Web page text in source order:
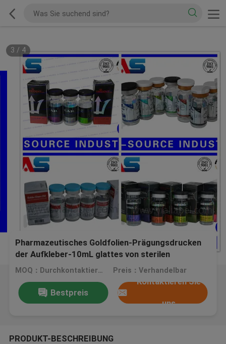
3 / 4
Pharmazeutisches Goldfolien-Prägungsdrucken
der Aufkleber-10mL glattes von sterilen
Glasphiolen
MOQ：Durchkontaktierung Preis：Verhandelbar
Bestpreis
Kontaktieren Sie
uns
PRODUKT-BESCHREIBUNG